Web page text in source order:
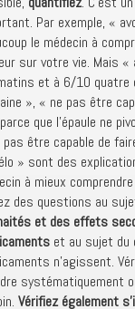
Par exemple, «
le médecin à
sur votre vie. Mais
et à 6/10 quatre
», « ne pas être
que l’épaule ne
pas être capable de
» sont des
à mieux
des questions au
et des effets
et au sujet du
n’agissent.
systématiquement
Vérifiez également